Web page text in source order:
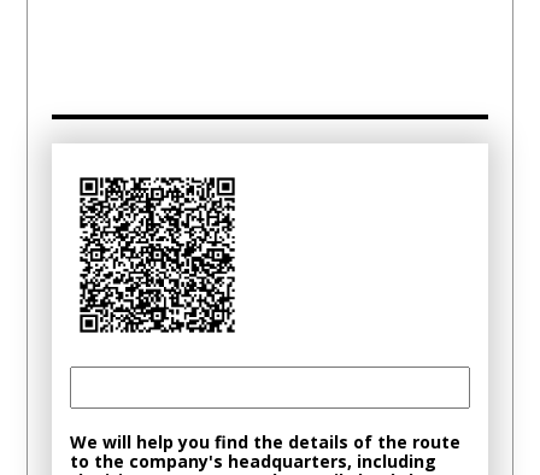
We will help you find the details of the route
to the company's headquarters, including